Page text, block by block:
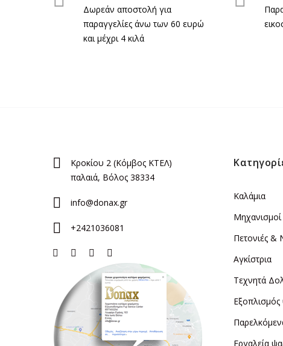
Δωρεάν αποστολή για
παραγγελίες άνω των 60 ευρώ
και μέχρι 4 κιλά
Κροκίου 2 (Κόμβος ΚΤΕΛ)
παλαιά, Βόλος 38334
info@donax.gr
+2421036081
Καλάμια
Μηχανισμοί
Πετονιές &
Αγκίστρια
Τεχνητά
Εργαλεία